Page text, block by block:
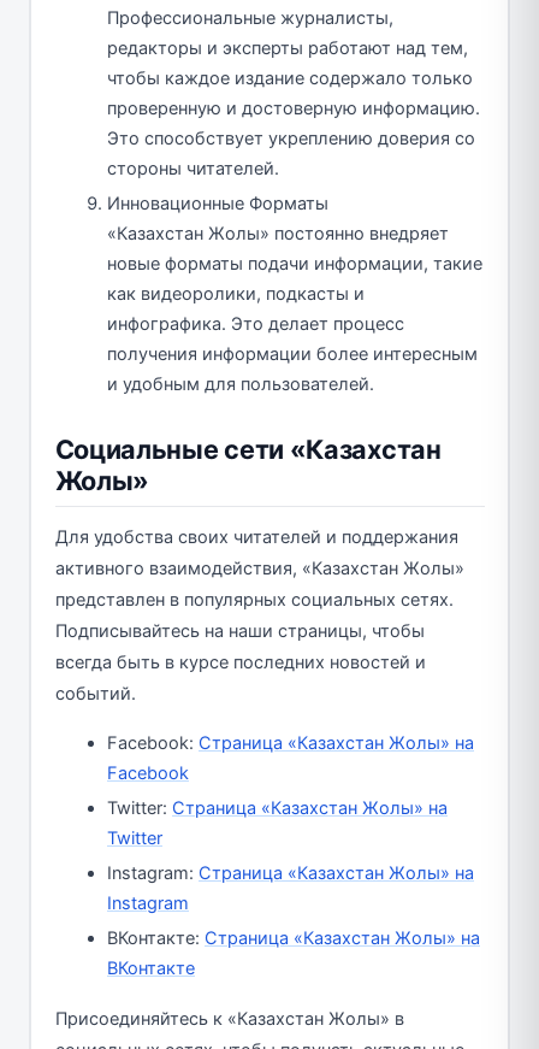
Профессиональные журналисты,
редакторы и эксперты работают над тем,
чтобы каждое издание содержало только
проверенную и достоверную информацию.
Это способствует укреплению доверия со
стороны читателей.
Инновационные Форматы
«Казахстан Жолы» постоянно внедряет
новые форматы подачи информации, такие
как видеоролики, подкасты и
инфографика. Это делает процесс
получения информации более интересным
и удобным для пользователей.
Социальные сети «Казахстан
Жолы»
Для удобства своих читателей и поддержания
активного взаимодействия, «Казахстан Жолы»
представлен в популярных социальных сетях.
Подписывайтесь на наши страницы, чтобы
всегда быть в курсе последних новостей и
событий.
Facebook: Страница «Казахстан Жолы» на
Facebook
Twitter: Страница «Казахстан Жолы» на
Twitter
Instagram: Страница «Казахстан Жолы» на
Instagram
ВКонтакте: Страница «Казахстан Жолы» на
ВКонтакте
Присоединяйтесь к «Казахстан Жолы» в